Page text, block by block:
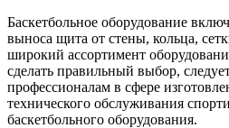
Баскетбольное оборудование
выноса щита от стены, кольца,
широкий ассортимент
сделать правильный выбор,
профессионалам в сфере
технического обслуживания
баскетбольного оборудования.